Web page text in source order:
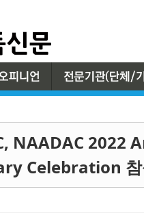
NAADAC 2022
Celebration 참